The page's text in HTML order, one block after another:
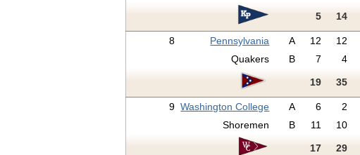
5 14
8 Pennsylvania A 12 12
Quakers
B 7 4
19 35
9 Washington College A 6 2
Shoremen
B 11 10
17 29